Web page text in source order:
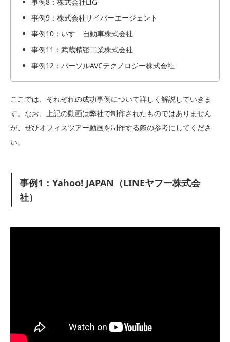
事例8：株式会社LIG
事例9：株式会社サイバーエージェント
事例10：いすゞ自動車株式会社
事例11：武蔵精密工業株式会社
事例12：パーソルAVCテクノロジー株式会社
ここでは、それぞれの成功事例について詳しく解説していきま
す。なお、上記の動画は弊社で制作されたものではありません
が、ぜひオフィスツアー動画を制作する際の参考にしてくださ
い。
事例1：Yahoo! JAPAN（LINEヤフー株式会
社）